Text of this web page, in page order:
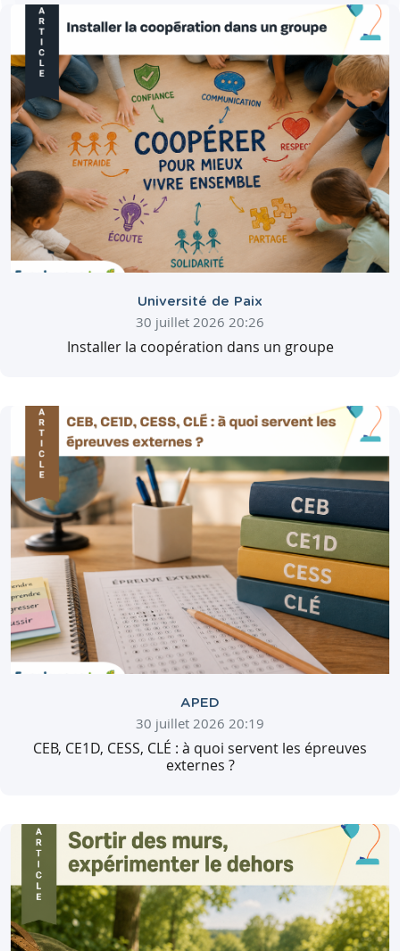
Université de Paix
30 juillet 2026 20:26
Installer la coopération dans un groupe
APED
30 juillet 2026 20:19
CEB, CE1D, CESS, CLÉ : à quoi servent les épreuves
externes ?